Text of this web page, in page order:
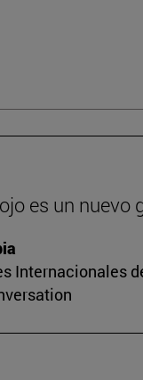
es un
Internacionales